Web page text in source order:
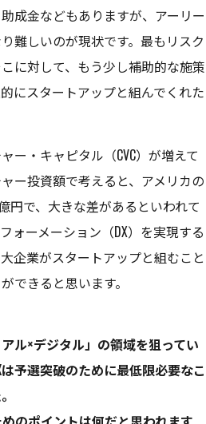
成金などもありますが、アーリー
難しいのが現状です。最もリスク
に対して、もう少し補助的な施策
にスタートアップと組んでくれた
ー・キャピタル（CVC）が増えて
ー投資額で考えると、アメリカの
円で、大きな差があるといわれて
ォーメーション（DX）を実現する
企業がスタートアップと組むこと
できると思います。
ル×デジタル」の領域を狙ってい
予選突破のために最低限必要なこ